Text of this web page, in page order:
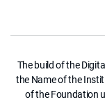
The build of the
the Name of the
of the Foundation